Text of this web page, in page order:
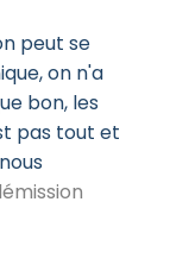
peut se
on n'a
bon, les
pas tout et